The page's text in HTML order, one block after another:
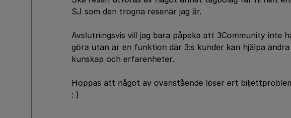
SJ som den trogna resenär jag är.
Avslutningsvis vill jag bara påpeka att 3Community inte
göra utan är en funktion där 3:s kunder kan hjälpa
kunskap och erfarenheter.
Hoppas att något av ovanstående löser ert
: )